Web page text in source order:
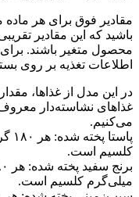
مقادیر فوق برای هر
باشید که این مقادیر
محصول متغیر باشند.
اطلاعات تغذیه بر روی
در این مدل از غذاها،
غذاهای نشاسته‌دار
می‌کنیم.
کلسیم است.
میلی‌گرم کلسیم است.